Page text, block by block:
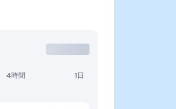
4時間 1日